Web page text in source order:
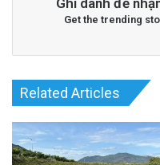
Ghi danh để
Get the trending
Related Articles